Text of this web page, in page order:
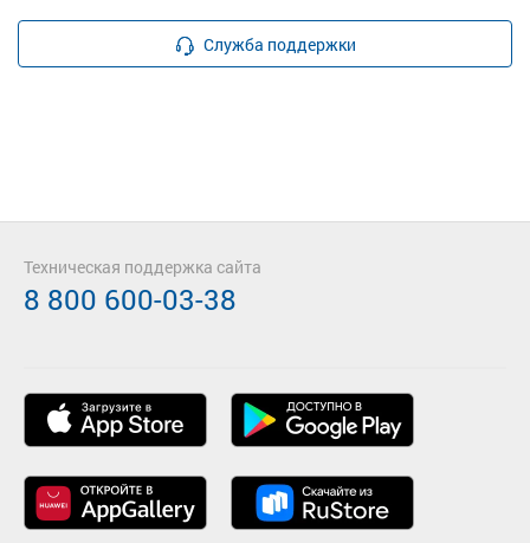
Служба поддержки
Техническая поддержка сайта
8 800 600-03-38